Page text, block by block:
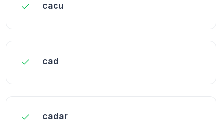
cacu
cad
cadar